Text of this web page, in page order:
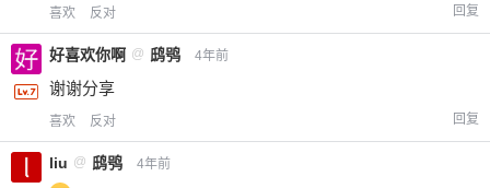
喜欢 反对 回复
好喜欢你啊 @ 鸱鸮 4年前
谢谢分享
喜欢 反对 回复
liu @ 鸱鸮 4年前